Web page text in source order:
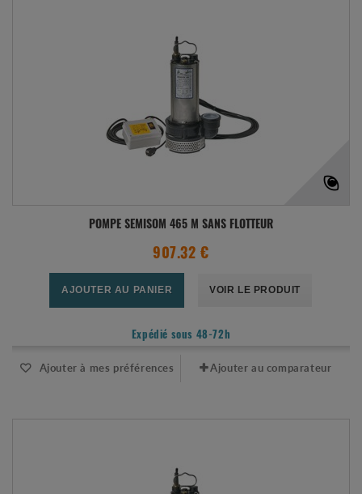
POMPE SEMISOM 465 M SANS FLOTTEUR
907.32 €
AJOUTER AU PANIER VOIR LE PRODUIT
Expédié sous 48-72h
Ajouter à mes préférences Ajouter au comparateur